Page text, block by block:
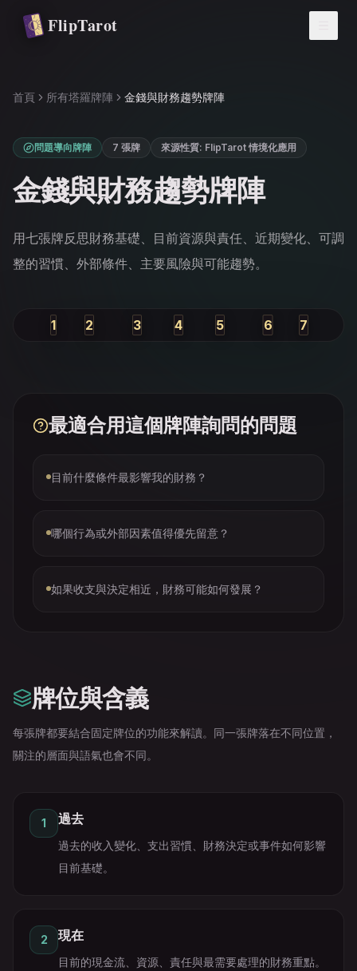
跳轉到主要內容
FlipTarot
首頁 所有塔羅牌陣 金錢與財務趨勢牌陣
問題導向牌陣 7 張牌 來源性質: FlipTarot 情境化應用
金錢與財務趨勢牌陣
用七張牌反思財務基礎、目前資源與責任、近期變化、可調
整的習慣、外部條件、主要風險與可能趨勢。
1
過去
2
現在
3
近期發展
4
你的態度
5
外部影響
6
阻礙
7
可能結果
最適合用這個牌陣詢問的問題
目前什麼條件最影響我的財務？
哪個行為或外部因素值得優先留意？
如果收支與決定相近，財務可能如何發展？
牌位與含義
每張牌都要結合固定牌位的功能來解讀。同一張牌落在不同位置，
關注的層面與語氣也會不同。
1 過去
過去的收入變化、支出習慣、財務決定或事件如何影響
目前基礎。
2 現在
目前的現金流、資源、責任與最需要處理的財務重點。